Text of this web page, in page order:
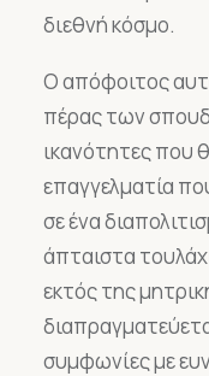
διεθνή κόσμο.
Ο απόφοιτος
πέρας των
ικανότητες που
επαγγελματία
σε ένα
άπταιστα
εκτός της
συμφωνίες με